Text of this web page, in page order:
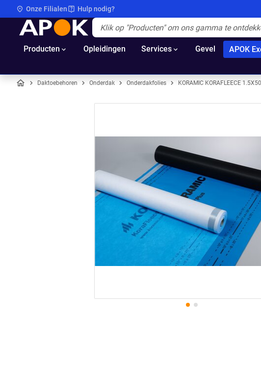
Onze Filialen Hulp nodig?
APOK
Producten Opleidingen Services Gevel APOK
Daktoebehoren Onderdak Onderdakfolies KORAMIC KORAFLEECE